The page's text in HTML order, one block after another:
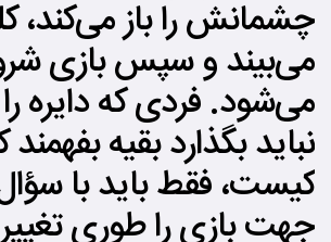
چشمانش را باز می‌کند،
می‌بیند و سپس بازی
می‌شود. فردی که دایره
نباید بگذارد بقیه بفهمند
کیست، فقط باید با
جهت بازی را طوری